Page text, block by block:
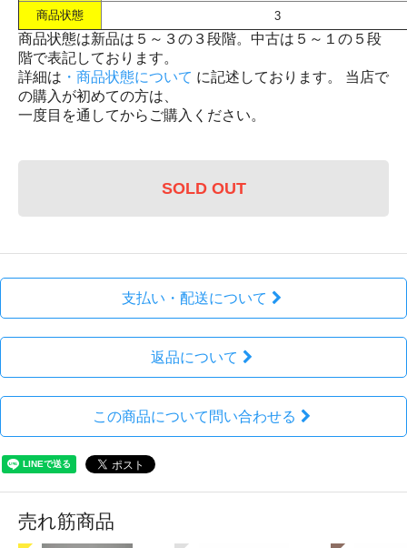
商品状態 3
商品状態は新品は５～３の３段階。中古は５～１の５段
階で表記しております。
詳細は ・商品状態について に記述しております。 当店で
の購入が初めての方は、
一度目を通してからご購入ください。
SOLD OUT
支払い・配送について
返品について
この商品について問い合わせる
売れ筋商品